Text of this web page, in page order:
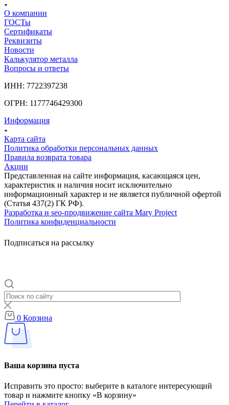
О компании
ГОСТы
Сертификаты
Реквизиты
Новости
Калькулятор металла
Вопросы и ответы
ИНН: 7722397238
ОГРН: 1177746429300
Информация
Карта сайта
Политика обработки персональных данных
Правила возврата товара
Акции
Представленная на сайте информация, касающаяся цен,
характеристик и наличия носит исключительно
информационный характер и не является публичной офертой
(Статья 437(2) ГК РФ).
Разработка и seo-продвижение сайта Mary Project
Политика конфиденциальности
Подписаться на рассылку
0 Корзина
Ваша корзина пуста
Исправить это просто: выберите в каталоге интересующий
товар и нажмите кнопку «В корзину»